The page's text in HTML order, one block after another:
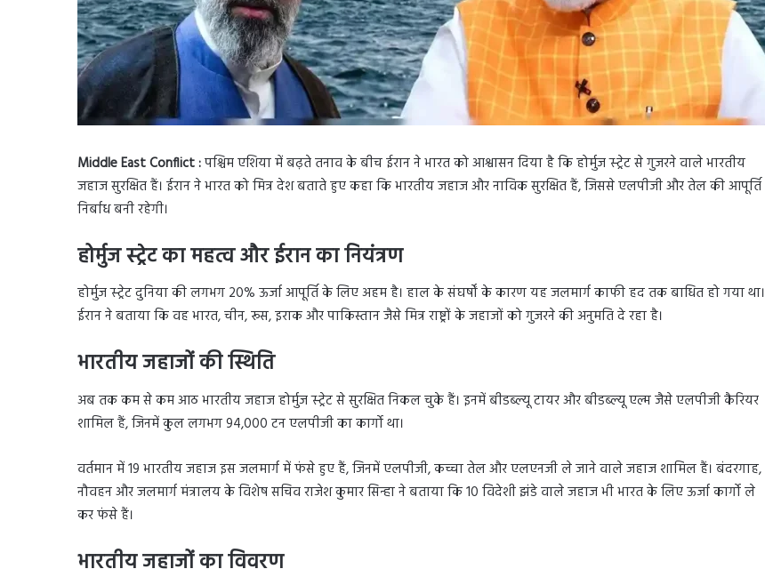
Middle East Conflict :पश्चिम एशिया में बढ़ते तनाव के बीच ईरान ने भारत को आश्वासन दिया है कि होर्मुज स्ट्रेट से गुजरने वाले भारतीय
जहाज सुरक्षित हैं। ईरान ने भारत को मित्र देश बताते हुए कहा कि भारतीय जहाज और नाविक सुरक्षित हैं, जिससे एलपीजी और तेल की आपूर्ति
निर्बाध बनी रहेगी।
होर्मुज स्ट्रेट का महत्व और ईरान का नियंत्रण
होर्मुज स्ट्रेट दुनिया की लगभग 20% ऊर्जा आपूर्ति के लिए अहम है। हाल के संघर्षों के कारण यह जलमार्ग काफी हद तक बाधित हो गया था।
ईरान ने बताया कि वह भारत, चीन, रूस, इराक और पाकिस्तान जैसे मित्र राष्ट्रों के जहाजों को गुजरने की अनुमति दे रहा है।
भारतीय जहाजों की स्थिति
अब तक कम से कम आठ भारतीय जहाज होर्मुज स्ट्रेट से सुरक्षित निकल चुके हैं। इनमें बीडब्ल्यू टायर और बीडब्ल्यू एल्म जैसे एलपीजी कैरियर
शामिल हैं, जिनमें कुल लगभग 94,000 टन एलपीजी का कार्गो था।
वर्तमान में 19 भारतीय जहाज इस जलमार्ग में फंसे हुए हैं, जिनमें एलपीजी, कच्चा तेल और एलएनजी ले जाने वाले जहाज शामिल हैं। बंदरगाह,
नौवहन और जलमार्ग मंत्रालय के विशेष सचिव राजेश कुमार सिन्हा ने बताया कि 10 विदेशी झंडे वाले जहाज भी भारत के लिए ऊर्जा कार्गो ले
कर फंसे हैं।
भारतीय जहाजों का विवरण